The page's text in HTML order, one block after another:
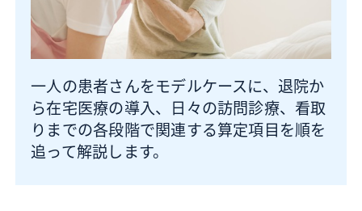
一人の患者さんをモデルケースに、退院か
ら在宅医療の導入、日々の訪問診療、看取
りまでの各段階で関連する算定項目を順を
追って解説します。